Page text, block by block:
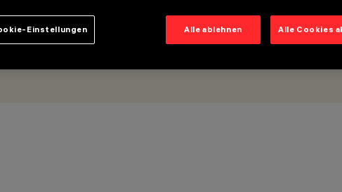
Alle ablehnen Alle Cookies
Einstellungen